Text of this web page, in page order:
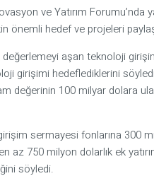
ve Yatırım Forumu’nda
önemli hedef ve projeleri
değerlemeyi aşan teknoloji
girişimi hedeflediklerini
değerinin 100 milyar dolara
sermayesi fonlarına 300
az 750 milyon dolarlık ek
söyledi.